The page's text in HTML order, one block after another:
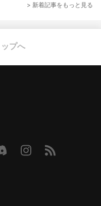
> 新着記事をもっと見る
プへ